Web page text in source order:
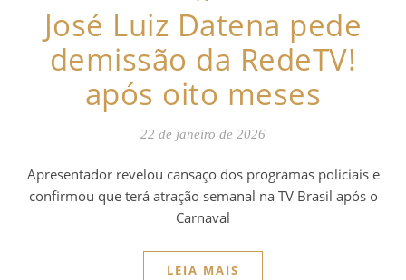
José Luiz Datena pede
demissão da RedeTV!
após oito meses
22 de janeiro de 2026
Apresentador revelou cansaço dos programas policiais e
confirmou que terá atração semanal na TV Brasil após o
Carnaval
LEIA MAIS